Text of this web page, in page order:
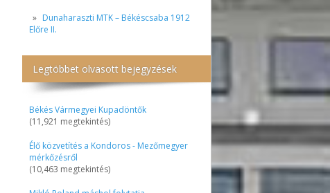
Dunaharaszti MTK – Békéscsaba 1912
Előre II.
Legtöbbet olvasott bejegyzések
Békés Vármegyei Kupadöntők
(11,921 megtekintés)
Élő közvetítés a Kondoros - Mezőmegyer
mérkőzésről
(10,463 megtekintés)